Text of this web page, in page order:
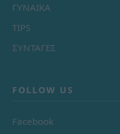
ΓΥΝΑΙΚΑ
TIPS
ΣΥΝΤΑΓΕΣ
FOLLOW US
Facebook